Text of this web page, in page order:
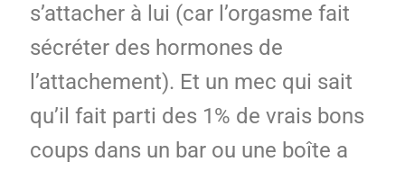
s’attacher à lui (car l’orgasme fait
sécréter des hormones de
l’attachement). Et un mec qui sait
qu’il fait parti des 1% de vrais bons
coups dans un bar ou une boîte a